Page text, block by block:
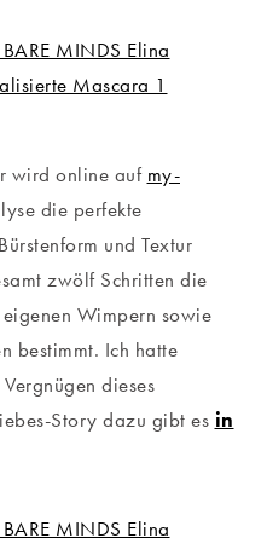
wird online auf my-
die perfekte
und Textur
zwölf Schritten die
Wimpern sowie
bestimmt. Ich hatte
dieses
Story dazu gibt es in